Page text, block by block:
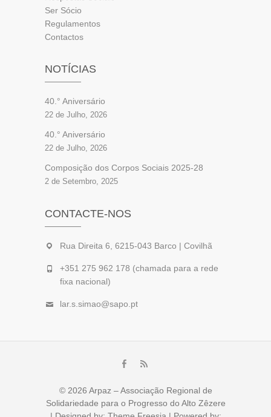
Ser Sócio
Regulamentos
Contactos
NOTÍCIAS
40.° Aniversário
22 de Julho, 2026
40.° Aniversário
22 de Julho, 2026
Composição dos Corpos Sociais 2025-28
2 de Setembro, 2025
CONTACTE-NOS
Rua Direita 6, 6215-043 Barco | Covilhã
+351 275 962 178 (chamada para a rede
fixa nacional)
lar.s.simao@sapo.pt
Facebook
© 2026 Arpaz – Associação Regional de
Solidariedade para o Progresso do Alto Zêzere